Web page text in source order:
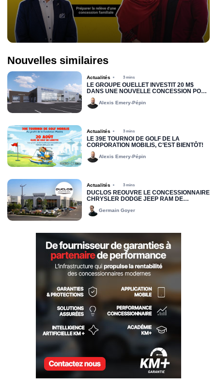
Nouvelles similaires
Actualités 3 mins
LE GROUPE OUELLET INVESTIT 20 M$
DANS UNE NOUVELLE CONCESSION POUR
RIMOUSKI FORD
Alexis Emery-Pépin
Actualités 3 mins
LE 39E TOURNOI DE GOLF DE LA
CORPORATION MOBILIS, C’EST BIENTÔT!
Alexis Emery-Pépin
Actualités 3 mins
DUCLOS RÉOUVRE LE CONCESSIONNAIRE
CHRYSLER DODGE JEEP RAM DE
DRUMMONDVILLE
Germain Goyer